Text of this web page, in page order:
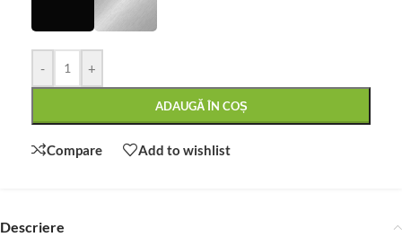
- +
ADAUGĂ ÎN COȘ
Compare Add to wishlist
Descriere